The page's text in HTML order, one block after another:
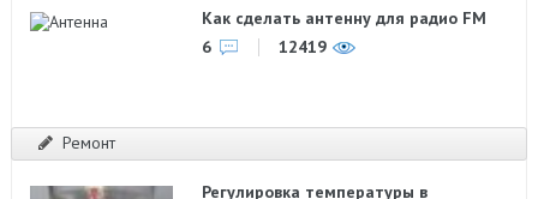
Как сделать антенну для радио FM
6
12419
Ремонт
Регулировка температуры в